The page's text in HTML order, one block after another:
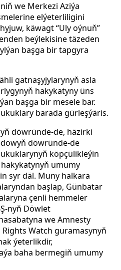
we Merkezi Aziýa
elýeterliligini
käwagt “Uly oýnuň”
beýlekisine täzeden
başga bir tapgyra
gatnaşyjylarynyň asla
hakykatyny üns
başga bir mesele bar.
barada gürleşýäris.
döwründe-de, häzirki
döwründe-de
köpçülikleýin
umumy
syr däl. Muny halkara
başlap, Günbatar
çenli hemmeler
nyň Döwlet
we Amnesty
Watch guramasynyň
ýeterlikdir,
baha bermegiň umumy